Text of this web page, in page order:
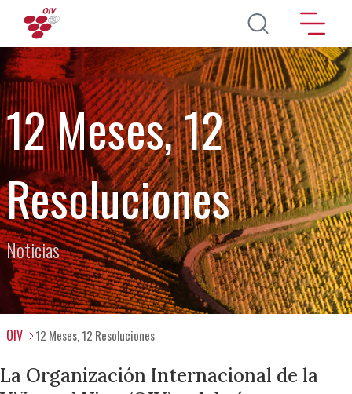
Pasar al contenido principal
12 Meses, 12
Resoluciones
Noticias
OIV 12 Meses, 12 Resoluciones
La Organización Internacional de la